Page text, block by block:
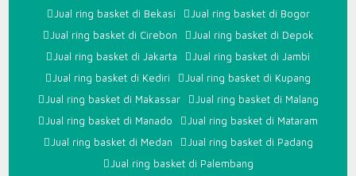
Jual ring basket di Bekasi
Jual ring basket di Bogor
Jual ring basket di Cirebon
Jual ring basket di Depok
Jual ring basket di Jakarta
Jual ring basket di Jambi
Jual ring basket di Kediri
Jual ring basket di Kupang
Jual ring basket di Makassar
Jual ring basket di Malang
Jual ring basket di Manado
Jual ring basket di Mataram
Jual ring basket di Medan
Jual ring basket di Padang
Jual ring basket di Palembang